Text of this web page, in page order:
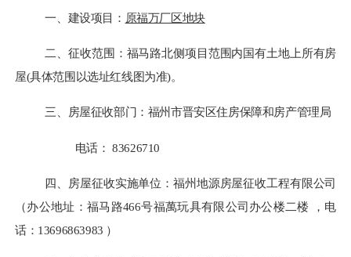
一、 建设项目 ： 原福万厂区地块
二、征收范围： 福马路北侧项目范围内国有土地上所有房
屋(具体范围以选址红线图为准)。
三、房屋征收部门：福州市晋安区住房保障和房产管理局
电话： 83626710
四、
房屋征收实施单位：福州地源房屋征收工程有限公司
（办公地址：福马路466号福萬玩具有限公司办公楼二楼 ， 电
话： 13696863983 ）